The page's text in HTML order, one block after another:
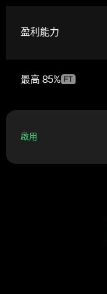
盈利能力
最高 85%
啟用